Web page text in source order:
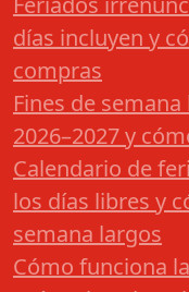
días incluyen y
compras
Fines de
2026–2027 y
Calendario de
los días libres y
semana largos
Cómo funciona